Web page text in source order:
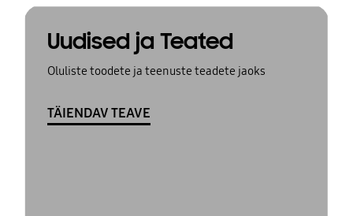
Uudised ja Teated
Oluliste toodete ja teenuste teadete jaoks
TÄIENDAV TEAVE